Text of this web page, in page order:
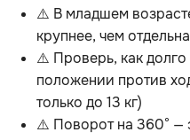
⚠️ В младшем
крупнее, чем
⚠️ Проверь, как долго
положении против
только до 13 кг)
⚠️ Поворот на 360° —